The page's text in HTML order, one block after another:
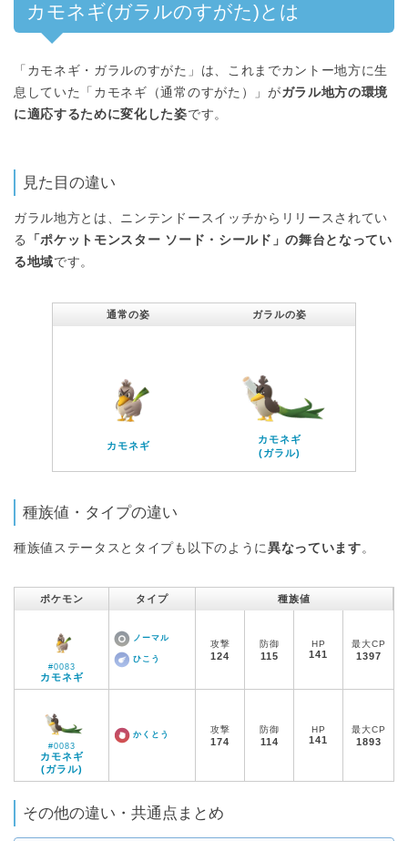
カモネギ(ガラルのすがた)とは
「カモネギ・ガラルのすがた」は、これまでカントー地方に生
息していた「カモネギ（通常のすがた）」がガラル地方の環境
に適応するために変化した姿です。
見た目の違い
ガラル地方とは、ニンテンドースイッチからリリースされてい
る
「ポケットモンスター ソード・シールド」の舞台となってい
る地域です。
通常の姿 ガラルの姿
カモネギ
カモネギ
(ガラル)
種族値・タイプの違い
種族値ステータスとタイプも以下のように 異なっています 。
ポケモン タイプ 種族値
#0083
カモネギ
ノーマル
ひこう
攻撃
124
防御
115
HP
141
最大CP
1397
#0083
カモネギ
(ガラル)
かくとう 攻撃
174
防御
114
HP
141
最大CP
1893
その他の違い・共通点まとめ